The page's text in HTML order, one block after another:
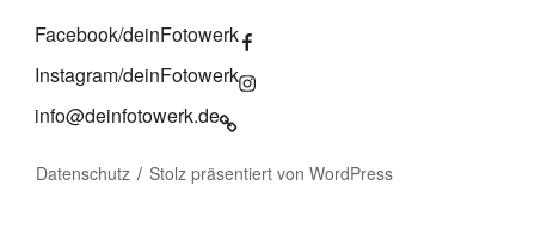
Facebook/deinFotowerk
Instagram/deinFotowerk
info@deinfotowerk.de
Datenschutz Stolz präsentiert von WordPress